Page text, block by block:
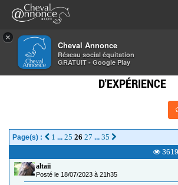
×
Cheval Annonce
Réseau social équitation
GRATUIT - Google Play
>La santé - les soins
FERS
D'EXPÉRIENCE
Page(s) : 1 ... 25 26 27 ... 35
altaii
Posté le 18/07/2023 à 21h35